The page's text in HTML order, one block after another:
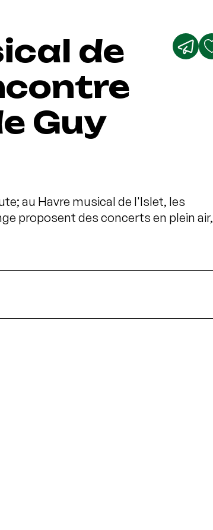
de
Guy
au Havre musical de l'Islet, les
proposent des concerts en plein air,